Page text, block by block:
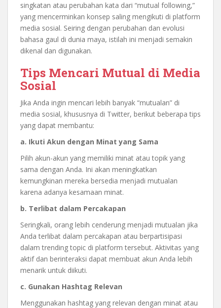
singkatan atau perubahan kata dari “mutual following,”
yang mencerminkan konsep saling mengikuti di platform
media sosial. Seiring dengan perubahan dan evolusi
bahasa gaul di dunia maya, istilah ini menjadi semakin
dikenal dan digunakan.
Tips Mencari Mutual di Media
Sosial
Jika Anda ingin mencari lebih banyak “mutualan” di
media sosial, khususnya di Twitter, berikut beberapa tips
yang dapat membantu:
a. Ikuti Akun dengan Minat yang Sama
Pilih akun-akun yang memiliki minat atau topik yang
sama dengan Anda. Ini akan meningkatkan
kemungkinan mereka bersedia menjadi mutualan
karena adanya kesamaan minat.
b. Terlibat dalam Percakapan
Seringkali, orang lebih cenderung menjadi mutualan jika
Anda terlibat dalam percakapan atau berpartisipasi
dalam trending topic di platform tersebut. Aktivitas yang
aktif dan berinteraksi dapat membuat akun Anda lebih
menarik untuk diikuti.
c. Gunakan Hashtag Relevan
Menggunakan hashtag yang relevan dengan minat atau